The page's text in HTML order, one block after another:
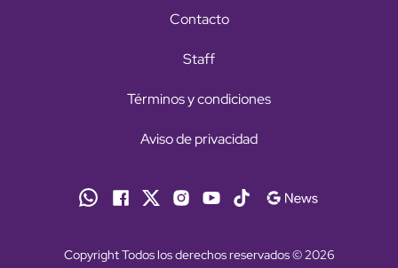
Contacto
Staff
Términos y condiciones
Aviso de privacidad
Copyright Todos los derechos reservados © 2026